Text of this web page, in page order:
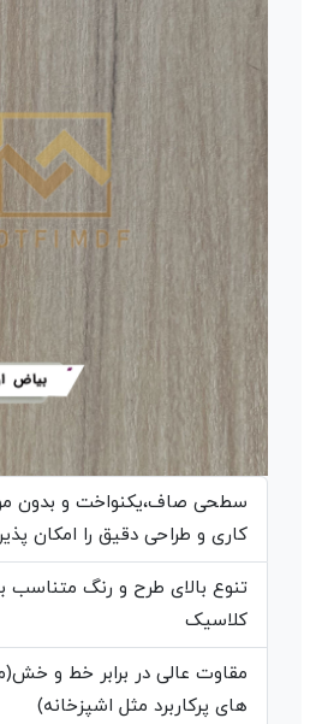
سطحی صاف،یکنواخت و بدون
کاری و طراحی دقیق را امکان
تنوع بالای طرح و رنگ
کلاسیک
مقاوت عالی در برابر خط و
های پرکاربرد مثل اشپزخانه)